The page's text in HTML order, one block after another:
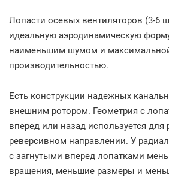
Лопасти осевых вентиляторов (3-6
идеальную аэродинамическую
наименьшим шумом и
производительностью.
Есть конструкции надежных
внешним ротором. Геометрия с
вперед или назад используется
реверсивном направлении. У
с загнутыми вперед лопатками
вращения, меньшие размеры и